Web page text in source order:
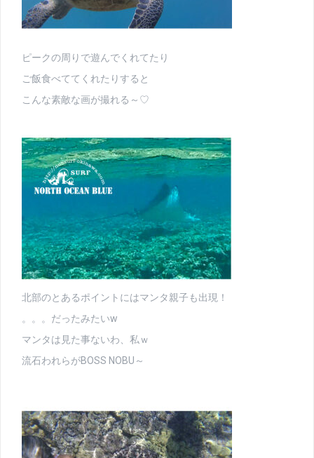
ピークの周りで遊んでくれてたり
ご飯食べててくれたりすると
こんな素敵な画が撮れる～♡
北部のとあるポイントにはマンタ親子も出現！
。。。だったみたいw
マンタは見た事ないわ、私ｗ
流石われらがBOSS NOBU～